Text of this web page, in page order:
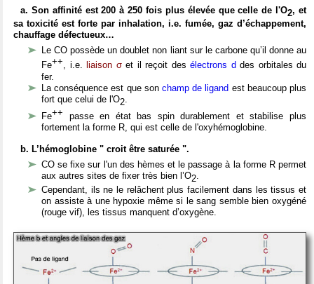
a. Son affinité est 200 à 250 fois plus élevée que celle de l'O2, et
sa toxicité est forte par inhalation, i.e. fumée, gaz d’échappement,
chauffage défectueux…
Le CO possède un doublet non liant sur le carbone qu’il donne au
Fe++, i.e. liaison σet il reçoit des électrons d des orbitales du
fer.
La conséquence est que son champ de ligand est beaucoup plus
fort que celui de l'O2
Fe++ passe en état bas spin durablement et stabilise plus
fortement la forme R, qui est celle de l'oxyhémoglobine.
b. L’hémoglobine " croit être saturée ".
CO se fixe sur l'un des hèmes et le passage à la forme R permet
aux autres sites de fixer très bien l’O2.
Cependant, ils ne le relâchent plus facilement dans les tissus et
on assiste à une hypoxie même si le sang semble bien oxygéné
(rouge vif), les tissus manquent d’oxygène.